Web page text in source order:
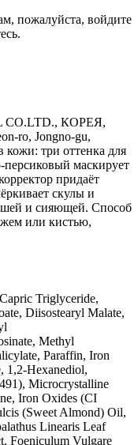
пожалуйста, войдите
CO.LTD., КОРЕЯ,
ro, Jongno-gu,
кожи: три оттенка для
маскирует
придаёт
скулы и
и сияющей. Способ
или кистью,
Triglyceride,
Diisostearyl Malate,
Methyl
Paraffin, Iron
1,2-Hexanediol,
Microcrystalline
Iron Oxides (CI
(Sweet Almond) Oil,
Linearis Leaf
Foeniculum Vulgare